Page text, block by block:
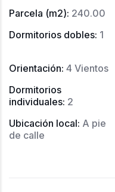
Parcela (m2): 240.00
Dormitorios dobles: 1
Orientación: 4 Vientos
Dormitorios
individuales: 2
Ubicación local: A pie
de calle